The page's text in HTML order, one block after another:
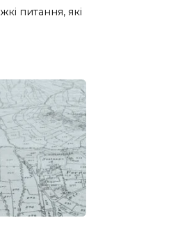
питання, які